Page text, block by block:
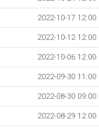
2022-10-17 12:00
2022-10-12 12:00
2022-10-06 12:00
2022-09-30 11:00
2022-08-30 09:00
2022-08-29 12:00